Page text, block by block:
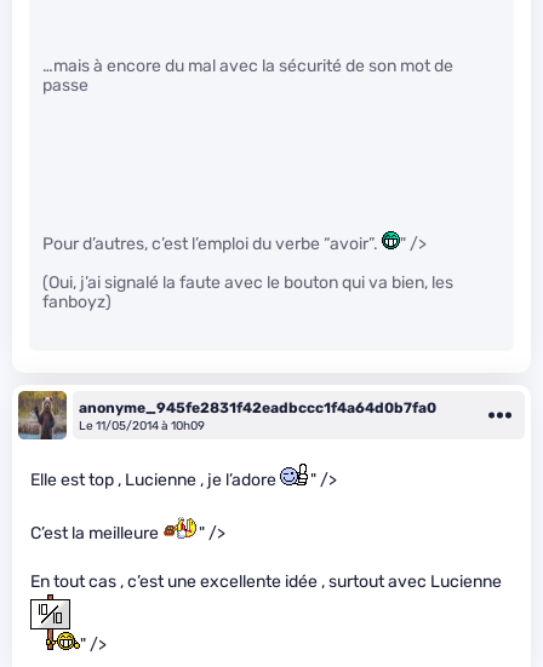
…mais à encore du mal avec la sécurité de son mot de
passe
Pour d’autres, c’est l’emploi du verbe “avoir”.
" />
(Oui, j’ai signalé la faute avec le bouton qui va bien, les
fanboyz)
anonyme_945fe2831f42eadbccc1f4a64d0b7fa0
Le 11/05/2014 à 10h09
Elle est top , Lucienne , je l’adore " />
C’est la meilleure " />
En tout cas , c’est une excellente idée , surtout avec Lucienne
" />